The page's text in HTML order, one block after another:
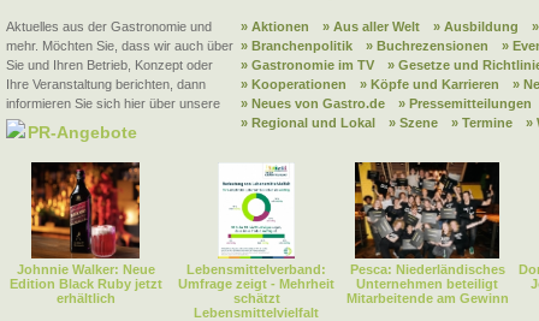
Aktuelles aus der Gastronomie und
mehr. Möchten Sie, dass wir auch über
Sie und Ihren Betrieb, Konzept oder
Ihre Veranstaltung berichten, dann
informieren Sie sich hier über unsere
PR-Angebote
» Aktionen » Aus aller Welt » Ausbildung
» Branchenpolitik
» Buchrezensionen
»
» Gastronomie im TV
» Gesetze und
» Kooperationen
» Köpfe und Karrieren
»
» Neues von Gastro.de
» Pressemitteilungen
» Regional und Lokal
» Szene » Termine »
Johnnie Walker: Neue
Edition Black Ruby jetzt
erhältlich
Lebensmittelverband:
Umfrage zeigt - Mehrheit
schätzt
Lebensmittelvielfalt
Pesca: Niederländisches
Unternehmen beteiligt
Mitarbeitende am Gewinn